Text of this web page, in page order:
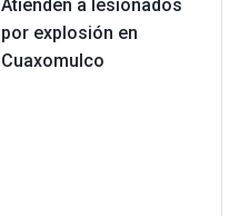
Atienden a lesionados
por explosión en
Cuaxomulco